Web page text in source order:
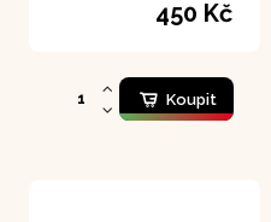
450 Kč
Koupit